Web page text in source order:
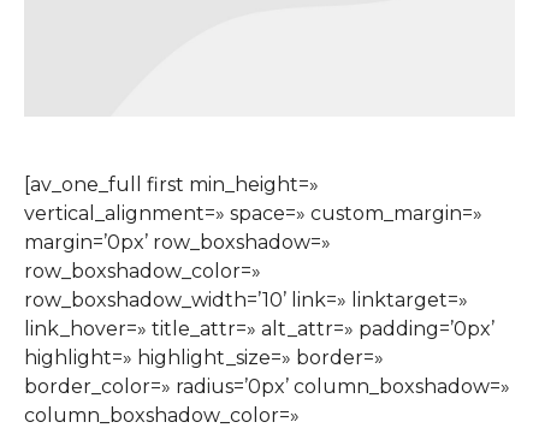
[av_one_full first min_height=»
vertical_alignment=» space=» custom_margin=»
margin=’0px’ row_boxshadow=»
row_boxshadow_color=»
row_boxshadow_width=’10’ link=» linktarget=»
link_hover=» title_attr=» alt_attr=» padding=’0px’
highlight=» highlight_size=» border=»
border_color=» radius=’0px’ column_boxshadow=»
column_boxshadow_color=»